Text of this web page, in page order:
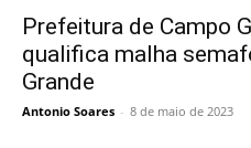
Prefeitura de Campo
qualifica malha
Grande
Antonio Soares - 8 de maio de 2023